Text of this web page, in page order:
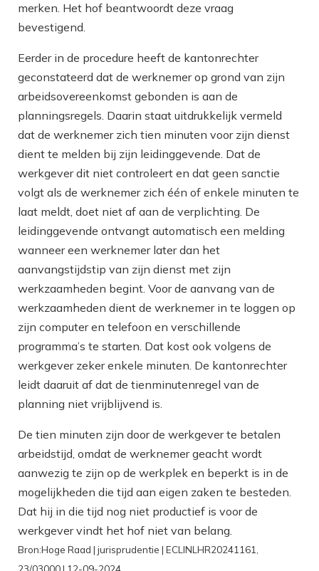
merken. Het hof beantwoordt deze vraag
bevestigend.
Eerder in de procedure heeft de kantonrechter
geconstateerd dat de werknemer op grond van zijn
arbeidsovereenkomst gebonden is aan de
planningsregels. Daarin staat uitdrukkelijk vermeld
dat de werknemer zich tien minuten voor zijn dienst
dient te melden bij zijn leidinggevende. Dat de
werkgever dit niet controleert en dat geen sanctie
volgt als de werknemer zich één of enkele minuten te
laat meldt, doet niet af aan de verplichting. De
leidinggevende ontvangt automatisch een melding
wanneer een werknemer later dan het
aanvangstijdstip van zijn dienst met zijn
werkzaamheden begint. Voor de aanvang van de
werkzaamheden dient de werknemer in te loggen op
zijn computer en telefoon en verschillende
programma’s te starten. Dat kost ook volgens de
werkgever zeker enkele minuten. De kantonrechter
leidt daaruit af dat de tienminutenregel van de
planning niet vrijblijvend is.
De tien minuten zijn door de werkgever te betalen
arbeidstijd, omdat de werknemer geacht wordt
aanwezig te zijn op de werkplek en beperkt is in de
mogelijkheden die tijd aan eigen zaken te besteden.
Dat hij in die tijd nog niet productief is voor de
werkgever vindt het hof niet van belang.
Bron:Hoge Raad | jurisprudentie | ECLINLHR20241161,